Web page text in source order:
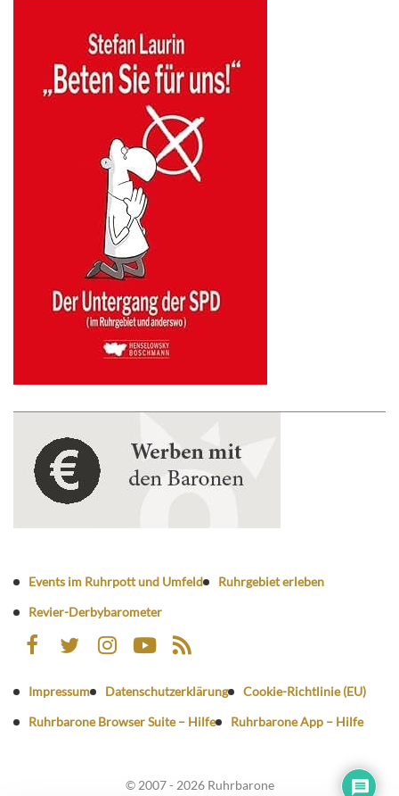
Events im Ruhrpott und Umfeld
Ruhrgebiet erleben
Revier-Derbybarometer
Impressum Datenschutzerklärung
Cookie-Richtlinie (EU)
Ruhrbarone Browser Suite – Hilfe
Ruhrbarone App – Hilfe
© 2007 - 2026 Ruhrbarone